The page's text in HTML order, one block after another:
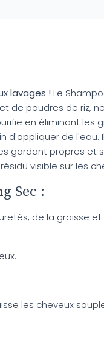
lavages ! Le
de poudres de riz,
en éliminant les
d'appliquer de
gardant propres et
visible sur les
Sec :
de la graisse
les cheveux